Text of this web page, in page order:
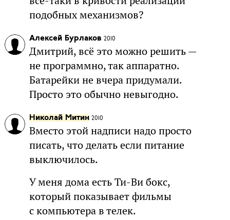
подобных механизмов?
Алексей Бурлаков 2010
Дмитрий, всё это можно решить —
не программно, так аппаратно.
Батарейки не вчера придумали.
Просто это обычно невыгодно.
Николай Митин 2010
Вместо этой надписи надо просто
писать, что делать если питание
выключилось.
У меня дома есть Ти-Ви бокс,
который показывает фильмы
с компьютера в телек.